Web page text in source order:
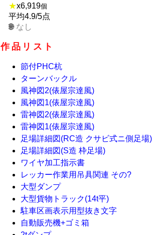
★x6,919個
平均4.9/5点
なし
作品リスト
節付PHC杭
ターンバックル
風神図2(俵屋宗達風)
風神図1(俵屋宗達風)
雷神図2(俵屋宗達風)
雷神図1(俵屋宗達風)
足場詳細図(RC造 クサビ式ニ側足場)
足場詳細図(S造 枠足場)
ワイヤ加工指示書
レッカー作業用吊具関連 その?
大型ダンプ
大型貨物トラック(14t平)
駐車区画表示用型抜き文字
自動販売機+ゴミ箱